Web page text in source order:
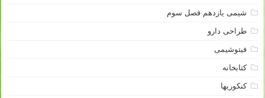
شیمی یازدهم فصل سوم
طراحی دارو
فیتوشیمی
کتابخانه
کنکوریها